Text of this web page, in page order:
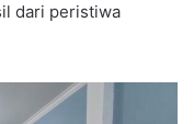
dari peristiwa